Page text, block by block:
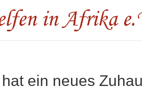
ein neues